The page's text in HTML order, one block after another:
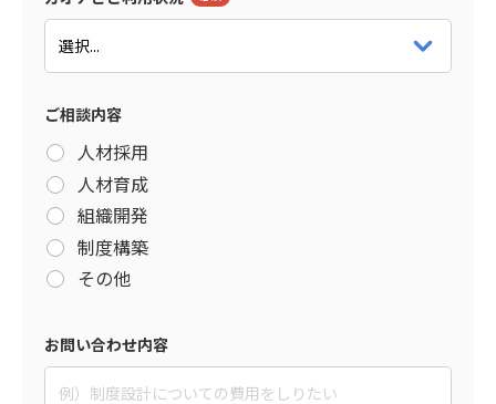
ご相談内容
人材採用
人材育成
組織開発
制度構築
その他
お問い合わせ内容